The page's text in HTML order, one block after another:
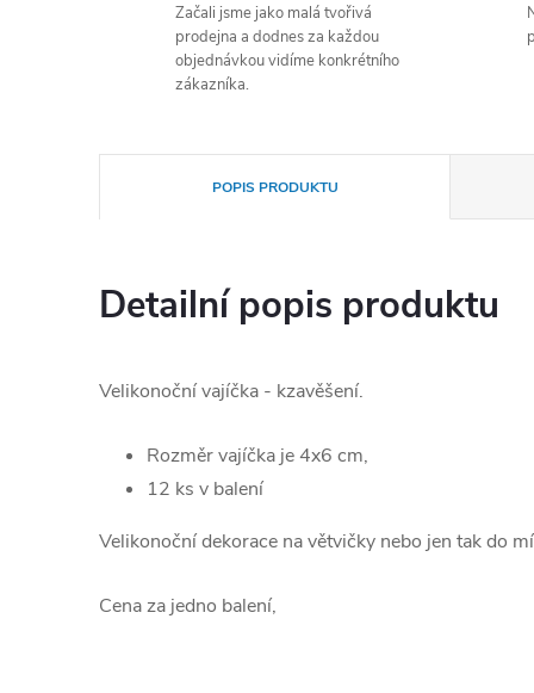
Začali jsme jako malá tvořivá
prodejna a dodnes za každou
objednávkou vidíme konkrétního
zákazníka.
POPIS PRODUKTU
Detailní popis produktu
Velikonoční vajíčka - kzavěšení.
Rozměr vajíčka je 4x6 cm,
12 ks v balení
Velikonoční dekorace na větvičky nebo jen tak do
Cena za jedno balení,